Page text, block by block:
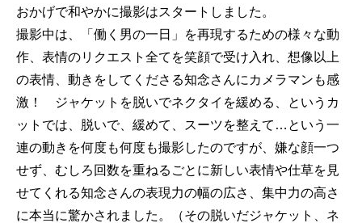
おかげで和やかに撮影はスタートしました。
撮影中は、「働く男の一日」を再現するための様々な動
作、表情のリクエスト全てを笑顔で受け入れ、想像以上
の表情、動きをしてくださる知念さんにカメラマンも感
激！ ジャケットを脱いでネクタイを緩める、というカ
ットでは、脱いで、緩めて、スーツを整えて…という一
連の動きを何度も何度も撮影したのですが、嫌な顔一つ
せず、むしろ回数を重ねるごとに新しい表情や仕草を見
せてくれる知念さんの表現力の幅の広さ、集中力の高さ
に本当に驚かされました。（その脱いだジャケット、ネ